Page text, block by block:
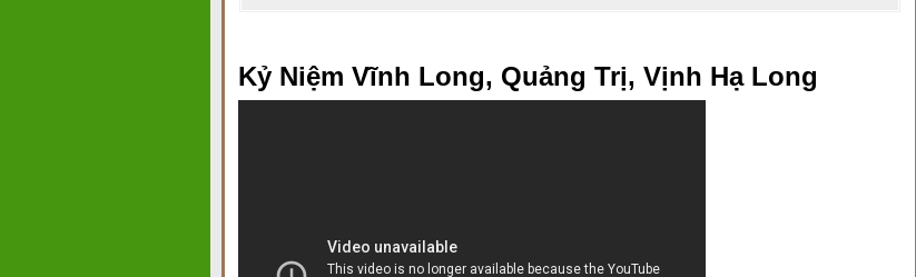
Kỷ Niệm Vĩnh Long, Quảng Trị, Vịnh Hạ Long